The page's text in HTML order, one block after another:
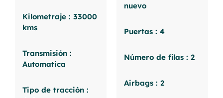
Kilometraje : 33000
kms
Transmisión :
Automatica
Tipo de tracción :
nuevo
Puertas : 4
Número de filas : 2
Airbags : 2